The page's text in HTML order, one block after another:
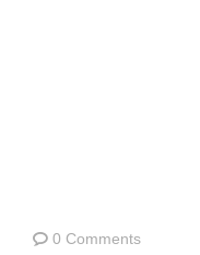
0 Comments